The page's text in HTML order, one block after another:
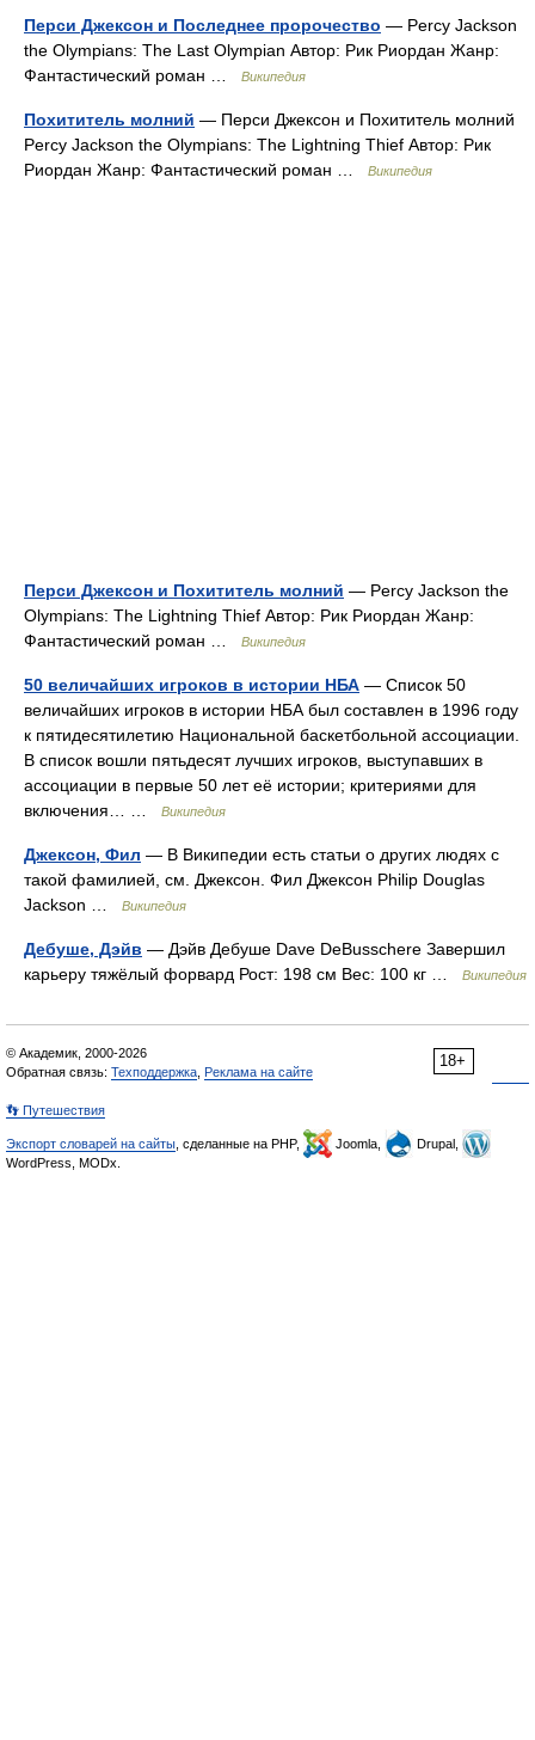
Перси Джексон и Последнее пророчество — Percy Jackson
the Olympians: The Last Olympian Автор: Рик Риордан Жанр:
Фантастический роман …
Википедия
Похититель молний — Перси Джексон и Похититель молний
Percy Jackson the Olympians: The Lightning Thief Автор: Рик
Риордан Жанр: Фантастический роман …
Википедия
Перси Джексон и Похититель молний — Percy Jackson the
Olympians: The Lightning Thief Автор: Рик Риордан Жанр:
Фантастический роман …
Википедия
50 величайших игроков в истории НБА — Список 50
величайших игроков в истории НБА был составлен в 1996 году
к пятидесятилетию Национальной баскетбольной ассоциации.
В список вошли пятьдесят лучших игроков, выступавших в
ассоциации в первые 50 лет её истории; критериями для
включения… …
Википедия
Джексон, Фил — В Википедии есть статьи о других людях с
такой фамилией, см. Джексон. Фил Джексон Philip Douglas
Jackson …
Википедия
Дебуше, Дэйв — Дэйв Дебуше Dave DeBusschere Завершил
карьеру тяжёлый форвард Рост: 198 см Вес: 100 кг …
Википедия
18+
© Академик, 2000-2026
Обратная связь: Техподдержка Реклама на сайте
👣 Путешествия
Экспорт словарей на сайты , сделанные на PHP, Joomla,
Drupal,
WordPress, MODx.